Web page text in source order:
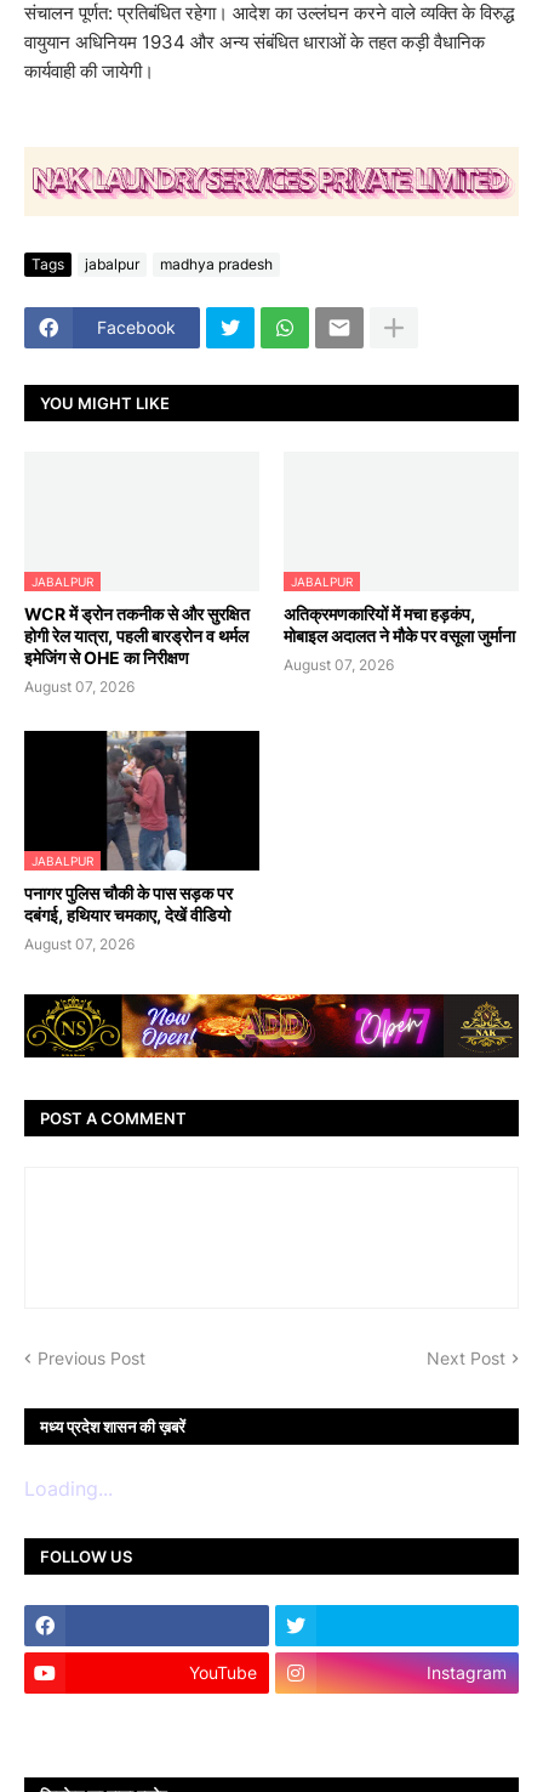
संचालन पूर्णत: प्रतिबंधित रहेगा। आदेश का उल्लंघन करने वाले व्यक्ति के विरुद्ध
वायुयान अधिनियम 1934 और अन्य संबंधित धाराओं के तहत कड़ी वैधानिक
कार्यवाही की जायेगी।
Tags jabalpur madhya pradesh
Facebook
YOU MIGHT LIKE
JABALPUR
WCR में ड्रोन तकनीक से और सुरक्षित
होगी रेल यात्रा, पहली बारड्रोन व थर्मल
इमेजिंग से OHE का निरीक्षण
August 07, 2026
JABALPUR
अतिक्रमणकारियों में मचा हड़कंप,
मोबाइल अदालत ने मौके पर वसूला जुर्माना
August 07, 2026
JABALPUR
पनागर पुलिस चौकी के पास सड़क पर
दबंगई, हथियार चमकाए, देखें वीडियो
August 07, 2026
POST A COMMENT
Previous Post Next Post
मध्य प्रदेश शासन की ख़बरें
Loading...
FOLLOW US
YouTube Instagram